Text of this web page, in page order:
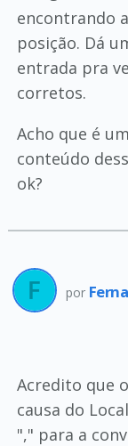
encontrando
posição. Dá
entrada pra
corretos.
Acho que é
conteúdo
ok?
por
Acredito que
causa do
"," para a